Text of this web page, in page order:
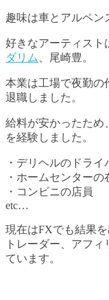
趣味は車とアルペン
好きなアーティスト
ダリム
、尾崎豊。
本業は工場で夜勤の
退職しました。
給料が安かったため
を経験しました。
・デリヘルのドライ
・ホームセンターの
・コンビニの店員
etc…
現在はFXでも結果
トレーダー、アフ
ています。